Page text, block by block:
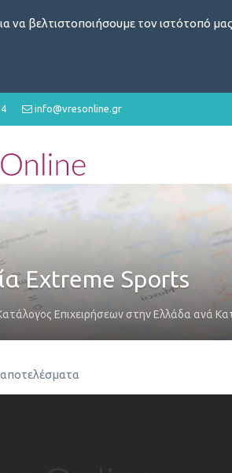
να βελτιστοποιήσουμε τον ιστότοπό
info@vresonline.gr
Extreme Sports
Επιχειρήσεων στην Ελλάδα ανά